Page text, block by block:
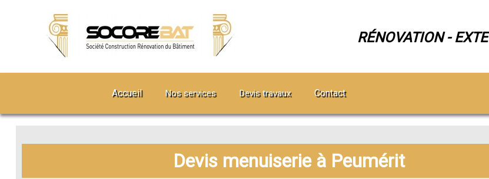
RÉNOVATION -
Accueil Nos services Devis travaux Contact
Devis menuiserie à Peumérit